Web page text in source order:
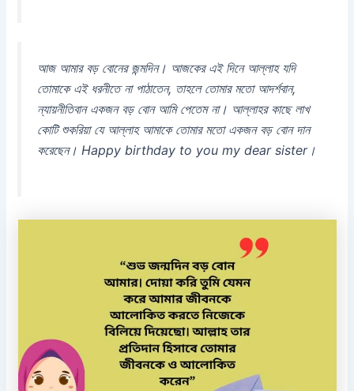
আজ আমার বড় বোনের জন্মদিন। আজকের এই দিনে আল্লাহ যদি
তোমাকে এই ধরনীতে না পাঠাতেন, তাহলে তোমার মতো আদর্শবান,
ন্যায়নীতিবান একজন বড় বোন আমি পেতেম না। আল্লাহর কাছে লাখ
কোটি শুকরিয়া যে আল্লাহ আমাকে তোমার মতো একজন বড় বোন দান
করেছেন। Happy birthday to you my dear sister।